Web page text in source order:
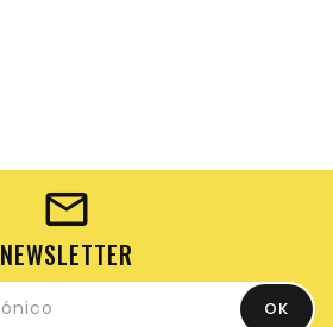
NEWSLETTER